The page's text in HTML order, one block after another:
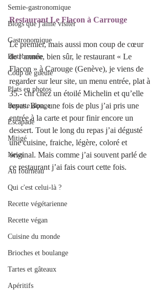
Semie-gastronomique
Blogs que j'aime visiter
Gastronomique
Bistronomie
Coup de gueule
Plats en photos
Buvette alpage
Escapade
Mitigé
News
Au fourneau
Qui c'est celui-là ?
Recette végétarienne
Recette végan
Cuisine du monde
Brioches et boulange
Tartes et gâteaux
Apéritifs
Restaurant Le Flacon à Carrouge
Le premier, mais aussi mon coup de cœur
de l’année, bien sûr, le restaurant « Le
Flacon » à Carouge (Genève), je viens de
regarder sur leur site, un menu entrée, plat à
35.- chf chez un étoilé Michelin et qu’elle
repas. Bon, une fois de plus j’ai pris une
entrée à la carte et pour finir encore un
dessert. Tout le long du repas j’ai dégusté
une cuisine, fraiche, légère, coloré et
original. Mais comme j’ai souvent parlé de
ce restaurant j’ai fais court cette fois.